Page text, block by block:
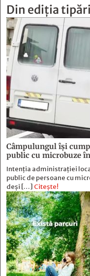
Din ediția
Câmpulungul îşi
public cu microbuze
Intenția administrației
public de persoane cu
deși […] Citește!